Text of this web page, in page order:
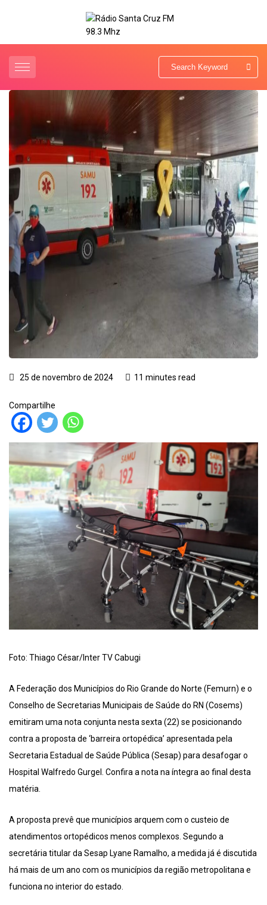
25 de novembro de 2024 11 minutes read
Compartilhe
Foto: Thiago César/Inter TV Cabugi
A Federação dos Municípios do Rio Grande do Norte (Femurn) e o
Conselho de Secretarias Municipais de Saúde do RN (Cosems)
emitiram uma nota conjunta nesta sexta (22) se posicionando
contra a proposta de ‘barreira ortopédica’ apresentada pela
Secretaria Estadual de Saúde Pública (Sesap) para desafogar o
Hospital Walfredo Gurgel. Confira a nota na íntegra ao final desta
matéria.
A proposta prevê que municípios arquem com o custeio de
atendimentos ortopédicos menos complexos. Segundo a
secretária titular da Sesap Lyane Ramalho, a medida já é discutida
há mais de um ano com os municípios da região metropolitana e
funciona no interior do estado.